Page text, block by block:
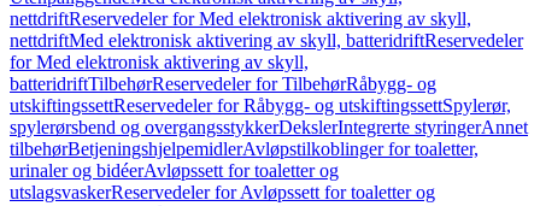
nettdriftReservedeler for Med elektronisk aktivering av skyll,
nettdriftMed elektronisk aktivering av skyll, batteridriftReservedeler
for Med elektronisk aktivering av skyll,
batteridriftTilbehørReservedeler for TilbehørRåbygg- og
utskiftingssettReservedeler for Råbygg- og utskiftingssettSpylerør,
spylerørsbend og overgangsstykkerDekslerIntegrerte styringerAnnet
tilbehørBetjeningshjelpemidlerAvløpstilkoblinger for toaletter,
urinaler og bidéerAvløpssett for toaletter og
utslagsvaskerReservedeler for Avløpssett for toaletter og